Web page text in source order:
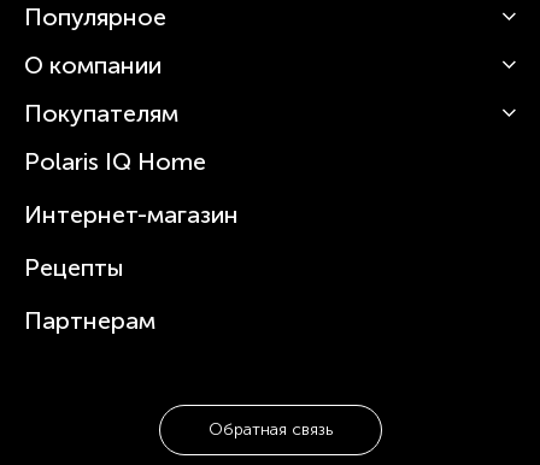
Популярное
Кофемашины
Вертикальные пылесосы
Зубные щетки и ирригаторы
Увлажнители
Посуда
О компании
О Polaris
Статьи
Покупателям
Сервисные центры
Где купить
Polaris IQ Home
Интернет-магазин
Рецепты
Партнерам
Обратная связь